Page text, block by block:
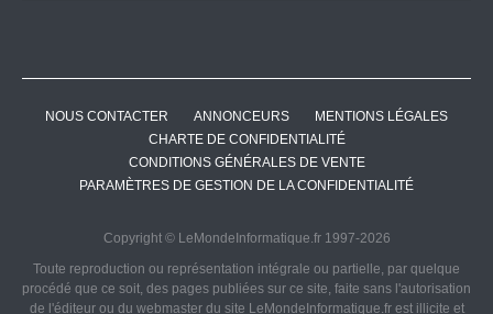
NOUS CONTACTER ANNONCEURS
MENTIONS LÉGALES
CHARTE DE CONFIDENTIALITÉ
CONDITIONS GÉNÉRALES DE VENTE
PARAMÈTRES DE GESTION DE LA CONFIDENTIALITÉ
Copyright © LeMondeInformatique.fr 1997-2026
Toute reproduction ou représentation intégrale ou partielle, par quelque
procédé que ce soit, des pages publiées sur ce site, faite sans l'autorisation
de l'éditeur ou du webmaster du site LeMondeInformatique.fr est illicite et